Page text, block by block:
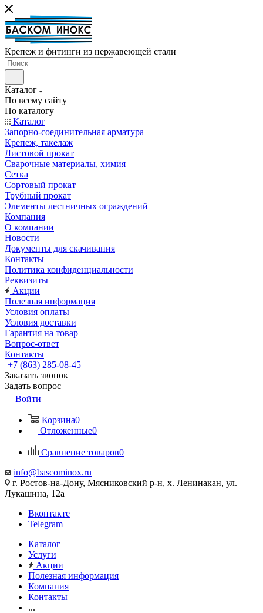
Крепеж и фитинги из нержавеющей стали
Каталог
По всему сайту
По каталогу
Каталог
Запорно-соединительная арматура
Крепеж, такелаж
Листовой прокат
Сварочные материалы, химия
Сетка
Сортовый прокат
Трубный прокат
Элементы лестничных ограждений
Компания
О компании
Новости
Документы для скачивания
Контакты
Политика конфиденциальности
Реквизиты
Акции
Полезная информация
Условия оплаты
Условия доставки
Гарантия на товар
Вопрос-ответ
Контакты
+7 (863) 285-08-45
Заказать звонок
Задать вопрос
Войти
Корзина0
Отложенные0
Сравнение товаров0
info@bascominox.ru
г. Ростов-на-Дону, Мясниковский р-н, х. Ленинакан, ул.
Лукашина, 12а
Вконтакте
Telegram
Каталог
Услуги
Акции
Полезная информация
Компания
Контакты
...